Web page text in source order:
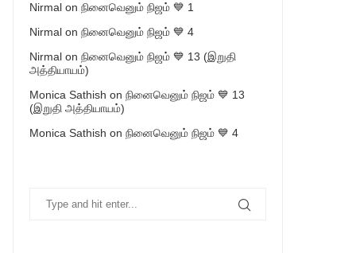
Nirmal on நினைவெனும் நிஜம் 💙 1
Nirmal on நினைவெனும் நிஜம் 💙 4
Nirmal on நினைவெனும் நிஜம் 💙 13 (இறுதி
அத்தியாயம்)
Monica Sathish on நினைவெனும் நிஜம் 💙 13
(இறுதி அத்தியாயம்)
Monica Sathish on நினைவெனும் நிஜம் 💙 4